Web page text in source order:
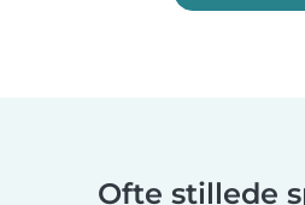
Ofte stillede